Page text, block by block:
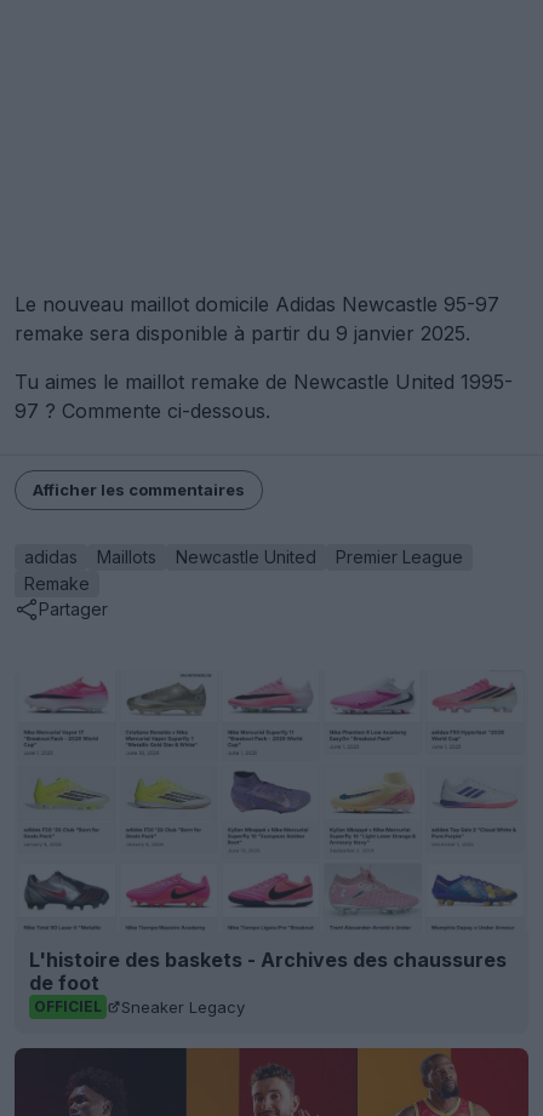
Le nouveau maillot domicile Adidas Newcastle 95-97
remake sera disponible à partir du 9 janvier 2025.
Tu aimes le maillot remake de Newcastle United 1995-
97 ? Commente ci-dessous.
Afficher les commentaires
adidas Maillots Newcastle United
Premier League
Remake
Partager
L'histoire des baskets - Archives des chaussures
de foot
OFFICIEL Sneaker Legacy